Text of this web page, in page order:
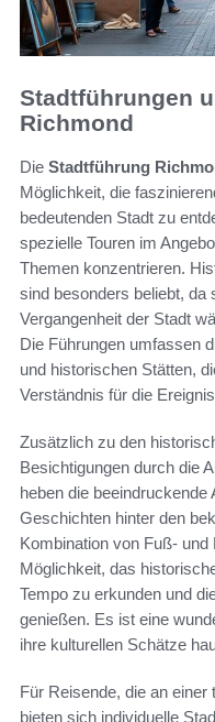
Stadtführungen
Richmond
Die Stadtführung
Möglichkeit, die
bedeutenden Stadt zu
spezielle Touren im
Themen konzentrieren.
sind besonders beliebt, da
Vergangenheit der Stadt
Die Führungen umfassen
und historischen Stätten,
Verständnis für die
Zusätzlich zu den
Besichtigungen durch die
heben die
Geschichten hinter den
Kombination von Fuß- und
Möglichkeit, das
Tempo zu erkunden und
genießen. Es ist eine
ihre kulturellen Schätze
Für Reisende, die an
bieten sich individuelle